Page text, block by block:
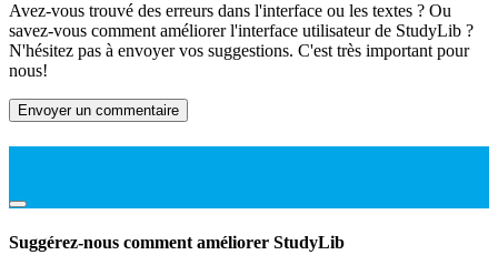
Avez-vous trouvé des erreurs dans l'interface ou les textes ? Ou
savez-vous comment améliorer l'interface utilisateur de StudyLib ?
N'hésitez pas à envoyer vos suggestions. C'est très important pour
nous!
Envoyer un commentaire
Suggérez-nous comment améliorer StudyLib